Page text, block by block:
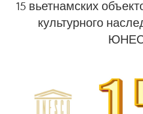
15 вьетнамских
культурного